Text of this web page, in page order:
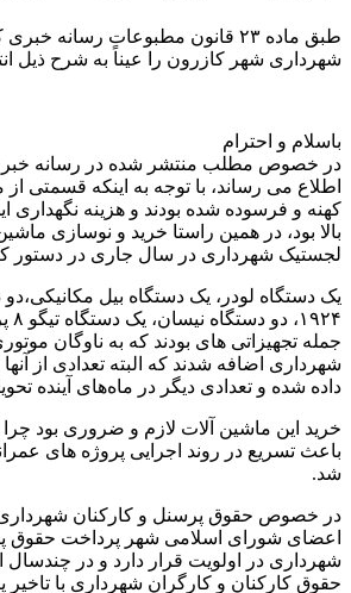
طبق ماده ۲۳ قانون مطبوعات رسانه
شهرداری شهر کازرون را عیناً به شرح ذیل
باسلام و احترام
در خصوص مطلب منتشر شده در رسانه خبری
اطلاع می رساند، با توجه به اینکه قسمتی
کهنه و فرسوده شده بودند و هزینه نگهداری
بالا بود، در همین راستا خرید و نوسازی
لجستیک شهرداری در سال جاری در دستور
یک دستگاه لودر، یک دستگاه بیل
جمله تجهیزاتی های بودند که به ناوگان
شهرداری اضافه شدند که البته تعدادی از
داده شده و تعدادی دیگر در ماه‌های آینده
خرید این ماشین آلات لازم و ضروری بود چرا
باعث تسریع در روند اجرایی پروژه های
شد.
در خصوص حقوق پرسنل و کارکنان شهرداری
اعضای شورای اسلامی شهر پرداخت حقوق
شهرداری در اولویت قرار دارد و در چندسال
حقوق کارکنان و کارگران شهرداری با